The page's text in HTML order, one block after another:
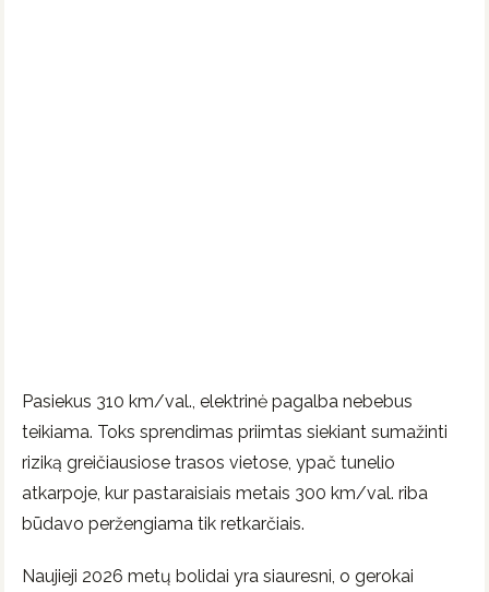
Pasiekus 310 km/val., elektrinė pagalba nebebus
teikiama. Toks sprendimas priimtas siekiant sumažinti
riziką greičiausiose trasos vietose, ypač tunelio
atkarpoje, kur pastaraisiais metais 300 km/val. riba
būdavo peržengiama tik retkarčiais.
Naujieji 2026 metų bolidai yra siauresni, o gerokai